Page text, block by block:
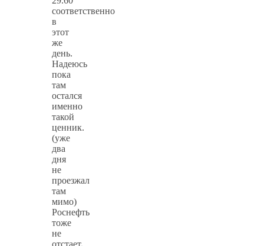
соответственно
в
этот
же
день.
Надеюсь
пока
там
остался
именно
такой
ценник.
(уже
два
дня
не
проезжал
там
мимо)
Роснефть
тоже
не
отстает.